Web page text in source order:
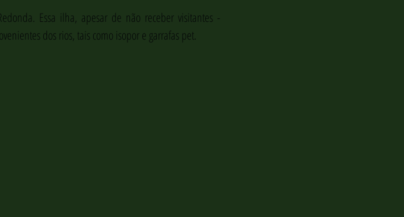
Essa ilha, apesar de não receber visitantes -
dos rios, tais como isopor e garrafas pet.